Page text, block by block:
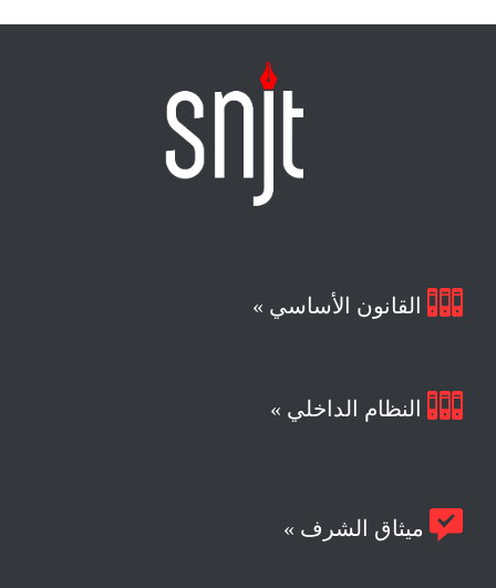
 القانون الأساسي »
 النظام الداخلي »
 ميثاق الشرف »